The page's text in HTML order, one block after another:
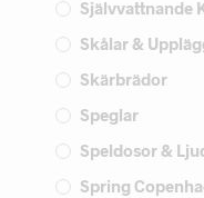
Självvattnande
Skålar &
Skärbrädor
Speglar
Speldosor &
Spring